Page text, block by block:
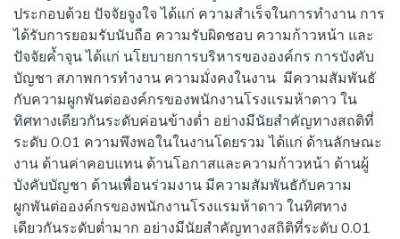
ประกอบด้วย ปัจจัยจูงใจ ได้แก่ ความสำเร็จในการทำงาน การ
ได้รับการยอมรับนับถือ ความรับผิดชอบ ความก้าวหน้า และ
ปัจจัยค้ำจุน ได้แก่ นโยบายการบริหารขององค์กร การบังคับ
บัญชา สภาพการทำงาน ความมั่งคงในงาน มีความสัมพันธั
กับความผูกพันต่อองค์กรของพนักงานโรงแรมห้าดาว ใน
ทิศทางเดียวกันระดับค่อนข้างต่ำ อย่างมีนัยสำคัญทางสถติที่
ระดับ 0.01 ความพึงพอในในงานโดยรวม ได้แก่ ด้านลักษณะ
งาน ด้านค่าคอบแทน ด้านโอกาสและความก้าวหน้า ด้านผู้
บังคับบัญชา ด้านเพื่อนร่วมงาน มีความสัมพันธักับความ
ผูกพันต่อองค์กรของพนักงานโรงแรมห้าดาว ในทิศทาง
เดียวกันระดับต่ำมาก อย่างมีนัยสำคัญทางสถิติที่ระดับ 0.01